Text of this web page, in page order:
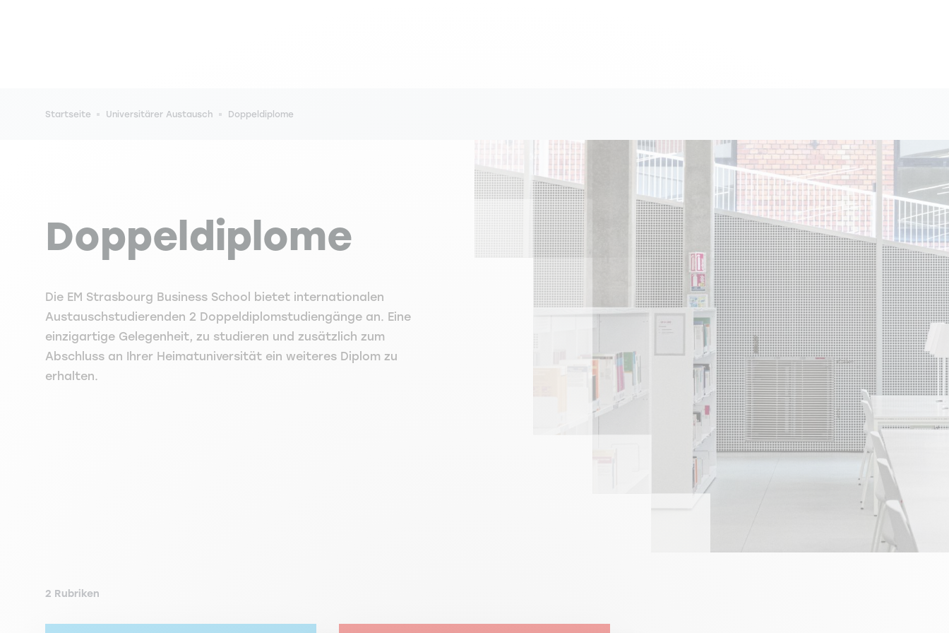
Pfadnavigation
Startseite Universitärer Austausch Doppeldiplome
Doppeldiplome
Die EM Strasbourg Business School bietet internationalen
Austauschstudierenden 2 Doppeldiplomstudiengänge an. Eine
einzigartige Gelegenheit, zu studieren und zusätzlich zum
Abschluss an Ihrer Heimatuniversität ein weiteres Diplom zu
erhalten.
2 Rubriken